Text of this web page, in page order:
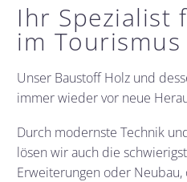
Ihr Spezialist
im Tourismus
Unser Baustoff Holz und
immer wieder vor neue
Durch modernste Technik
lösen wir auch die
Erweiterungen oder